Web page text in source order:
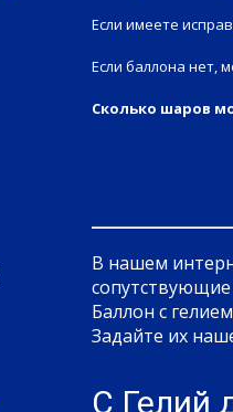
Если имеете
Если баллона нет,
Сколько шаров
В нашем
Баллон с
Задайте их
С Гелий